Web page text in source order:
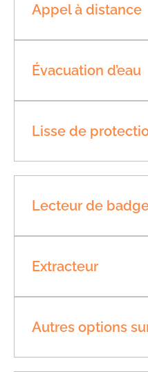
Appel à distance
Évacuation d’eau
Lisse de
Lecteur de
Extracteur
Autres options